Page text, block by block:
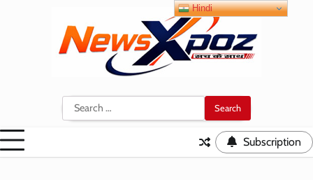
Search
for:
Subscription
Hindi